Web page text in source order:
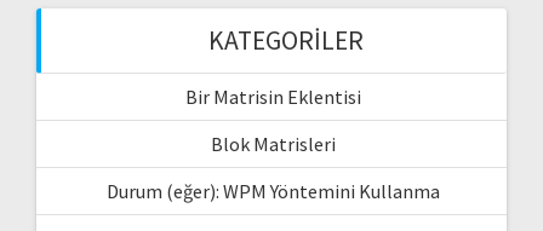
KATEGORILER
Bir Matrisin Eklentisi
Blok Matrisleri
Durum (eğer): WPM Yöntemini Kullanma